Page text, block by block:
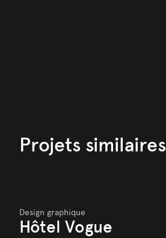
Projets similaires
Design graphique
Hôtel Vogue